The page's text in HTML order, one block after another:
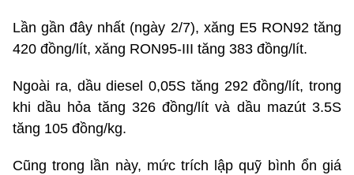
Lần gần đây nhất (ngày 2/7), xăng E5 RON92 tăng
420 đồng/lít, xăng RON95-III tăng 383 đồng/lít.
Ngoài ra, dầu diesel 0,05S tăng 292 đồng/lít, trong
khi dầu hỏa tăng 326 đồng/lít và dầu mazút 3.5S
tăng 105 đồng/kg.
Cũng trong lần này, mức trích lập quỹ bình ổn giá